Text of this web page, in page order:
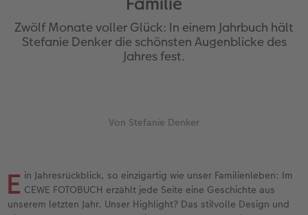
Jahrbuch gestalten
CEWE FOTOBUCH Kids
Foto-Kochbuch
Kundenbeispiele
Dankeskarten Kommunion
Dankeskarten
Klappkarten
Fotokarten
Wandkalender mit Design
NEU: Wandkalender Fineline
CEWE myPhotos
Max Case
Smartflip
Neuheiten
Gestaltungsideen
Anleitungen und Hilfe
Fotowettbewerbe
Faszination Fotografie
Zwölf Monate voller Glück: In einem Jahrbuch hält
Stefanie Denker die schönsten Augenblicke des
Jahres fest.
Von Stefanie Denker
E in Jahresrückblick, so einzigartig wie unser Familienleben: Im
CEWE FOTOBUCH erzählt jede Seite eine Geschichte aus
unserem letzten Jahr. Unser Highlight? Das stilvolle Design und